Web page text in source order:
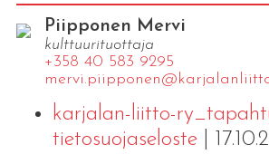
Piipponen Mervi
kulttuurituottaja
+358 40 583 9295
karjalan-liitto-
tietosuojaseloste|